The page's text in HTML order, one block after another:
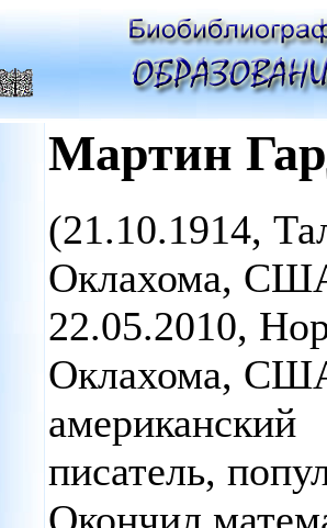
Мартин
(21.10.1914,
Оклахома,
22.05.2010,
Оклахома,
американский
писатель,